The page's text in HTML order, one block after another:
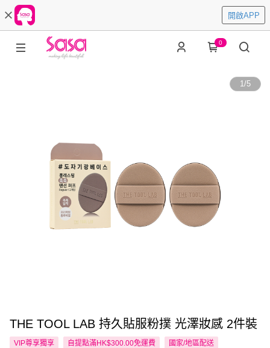
開啟APP
0
1/5
THE TOOL LAB 持久貼服粉撲 光澤妝感 2件裝
VIP尊享獨享 自提點滿HK$300.00免運費 國家/地區配送